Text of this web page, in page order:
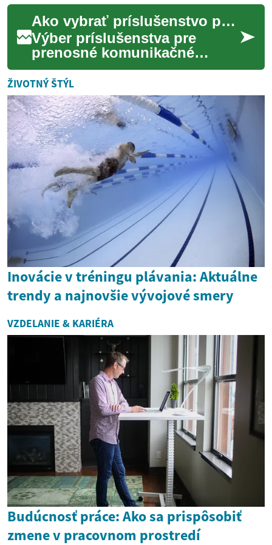
pomôcky s telefónom a
médiami, aby ste získ...
Ako vybrať príslušenstvo pre prenosné komunikačné zariadenie
Výber príslušenstva pre
prenosné komunikačné
zariadenie, ako je smartphone
alebo malý tablet, ovplyvňuje
každodennú k...
ŽIVOTNÝ ŠTÝL
Inovácie v tréningu plávania: Aktuálne
trendy a najnovšie vývojové smery
VZDELANIE & KARIÉRA
Budúcnosť práce: Ako sa prispôsobiť
zmene v pracovnom prostredí